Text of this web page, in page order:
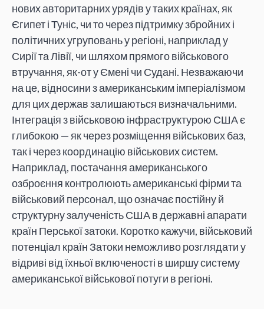
нових авторитарних урядів у таких країнах, як
Єгипет і Туніс, чи то через підтримку збройних і
політичних угруповань у регіоні, наприклад у
Сирії та Лівії, чи шляхом прямого військового
втручання, як-от у Ємені чи Судані. Незважаючи
на це, відносини з американським імперіалізмом
для цих держав залишаються визначальними.
Інтеграція з військовою інфраструктурою США є
глибокою — як через розміщення військових баз,
так і через координацію військових систем.
Наприклад, постачання американського
озброєння контролюють американські фірми та
військовий персонал, що означає постійну й
структурну залученість США в державні апарати
країн Перської затоки. Коротко кажучи, військовий
потенціал країн Затоки неможливо розглядати у
відриві від їхньої включеності в ширшу систему
американської військової потуги в регіоні.